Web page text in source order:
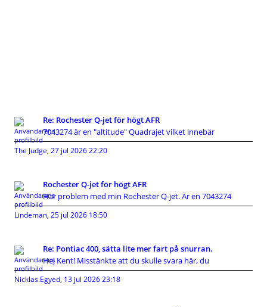
Re: Rochester Q-jet för högt AFR
7043274 är en "altitude" Quadrajet vilket innebär
The Judge, 27 jul 2026 22:20
Rochester Q-jet för högt AFR
Har problem med min Rochester Q-jet. Är en 7043274
Lindeman, 25 jul 2026 18:50
Re: Pontiac 400, sätta lite mer fart på snurran.
Hej Kent! Misstänkte att du skulle svara här, du
Nicklas.Egyed, 13 jul 2026 23:18